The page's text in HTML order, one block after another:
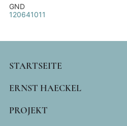
GND
120641011
MAIN
NAVIGATION
STARTSEITE
ERNST HAECKEL
PROJEKT